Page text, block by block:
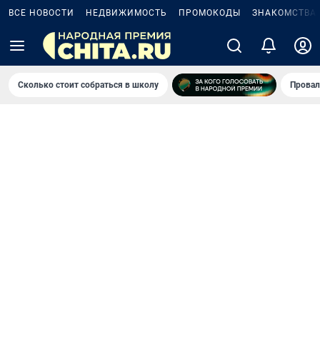
ВСЕ НОВОСТИ НЕДВИЖИМОСТЬ ПРОМОКОДЫ ЗНАКОМСТВА
Сколько стоит собраться в школу